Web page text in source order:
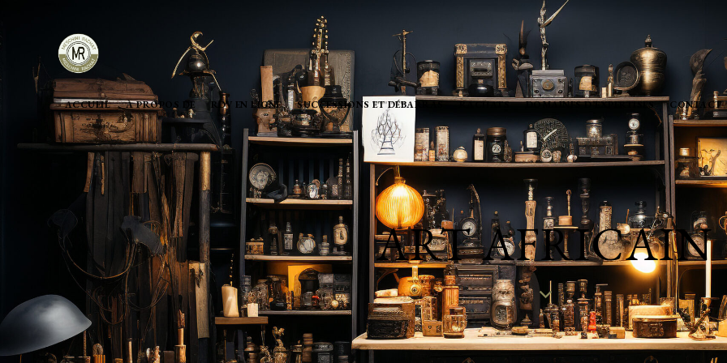
ACCUEIL À PROPOS DE RDV EN LIGNE SUCCESSIONS ET DÉBARRAS RACHATS DOMAINES D’EXPERTISES CONTACT
ART AFRICAIN